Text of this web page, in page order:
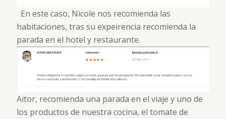
En este caso, Nicole nos recomienda las
habitaciones, tras su expeirencia recomienda la
parada en el hotel y restaurante.
Aitor, recomienda una parada en el viaje y uno de
los productos de nuestra cocina, el tomate de